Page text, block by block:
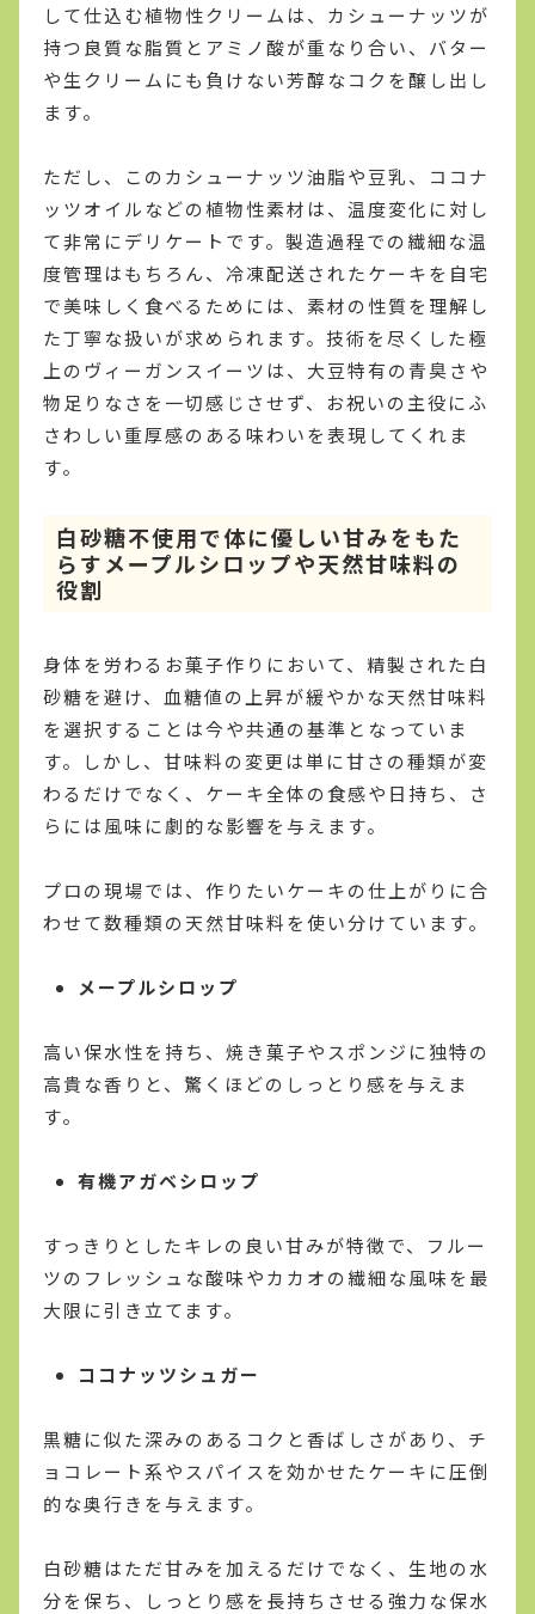
して仕込む植物性クリームは、カシューナッツが
持つ良質な脂質とアミノ酸が重なり合い、バター
や生クリームにも負けない芳醇なコクを醸し出し
ます。
ただし、このカシューナッツ油脂や豆乳、ココナ
ッツオイルなどの植物性素材は、温度変化に対し
て非常にデリケートです。製造過程での繊細な温
度管理はもちろん、冷凍配送されたケーキを自宅
で美味しく食べるためには、素材の性質を理解し
た丁寧な扱いが求められます。技術を尽くした極
上のヴィーガンスイーツは、大豆特有の青臭さや
物足りなさを一切感じさせず、お祝いの主役にふ
さわしい重厚感のある味わいを表現してくれま
す。
白砂糖不使用で体に優しい甘みをもた
らすメープルシロップや天然甘味料の
役割
身体を労わるお菓子作りにおいて、精製された白
砂糖を避け、血糖値の上昇が緩やかな天然甘味料
を選択することは今や共通の基準となっていま
す。しかし、甘味料の変更は単に甘さの種類が変
わるだけでなく、ケーキ全体の食感や日持ち、さ
らには風味に劇的な影響を与えます。
プロの現場では、作りたいケーキの仕上がりに合
わせて数種類の天然甘味料を使い分けています。
メープルシロップ
高い保水性を持ち、焼き菓子やスポンジに独特の
高貴な香りと、驚くほどのしっとり感を与えま
す。
有機アガベシロップ
すっきりとしたキレの良い甘みが特徴で、フルー
ツのフレッシュな酸味やカカオの繊細な風味を最
大限に引き立てます。
ココナッツシュガー
黒糖に似た深みのあるコクと香ばしさがあり、チ
ョコレート系やスパイスを効かせたケーキに圧倒
的な奥行きを与えます。
白砂糖はただ甘みを加えるだけでなく、生地の水
分を保ち、しっとり感を長持ちさせる強力な保水